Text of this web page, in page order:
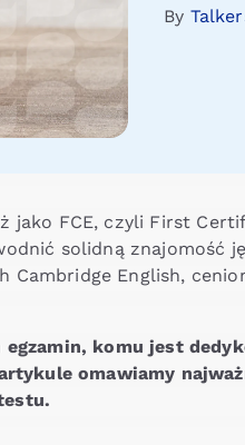
By
jako FCE, czyli First
solidną znajomość
English,
komu jest
omawiamy